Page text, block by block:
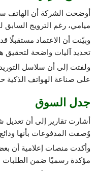
أوضحت الشركة أن الهاتف
ميامي، رغم الترويج السابق
وبيّنت أن الاعتماد مستقبلًا
تحديد آليات واضحة لتحقيق
ولفتت إلى أن سلاسل
على صناعة الهواتف الذكية
جدل السوق
أشارت تقارير إلى أن تعديل
وُصفت المدفوعات بأنها ودائع
وأكدت منصات إعلامية أن
مؤكدة رسميًا ضمن الطلبات